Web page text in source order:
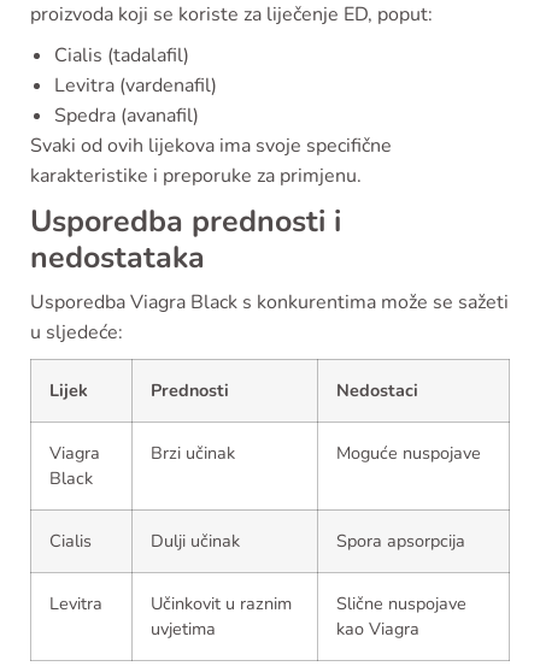
proizvoda koji se koriste za liječenje ED, poput:
Cialis (tadalafil)
Levitra (vardenafil)
Spedra (avanafil)
Svaki od ovih lijekova ima svoje specifične
karakteristike i preporuke za primjenu.
Usporedba prednosti i
nedostataka
Usporedba Viagra Black s konkurentima može se sažeti
u sljedeće:
Lijek Prednosti Nedostaci
Viagra
Black
Brzi učinak Moguće nuspojave
Cialis Dulji učinak Spora apsorpcija
Levitra
Učinkovit u raznim
uvjetima
Slične nuspojave
kao Viagra